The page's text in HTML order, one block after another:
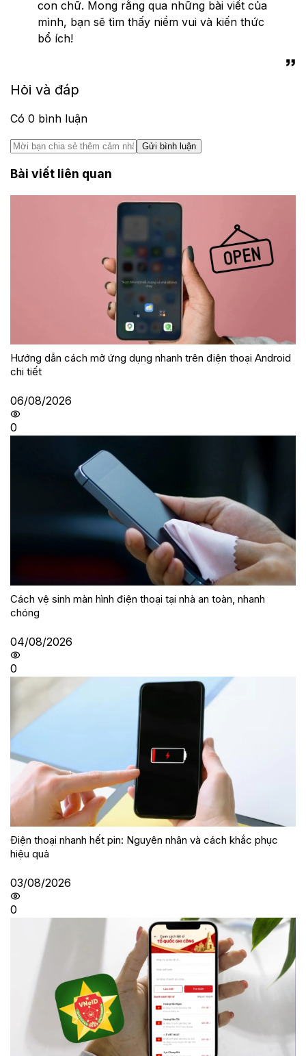
con chữ. Mong rằng qua những bài viết của
mình, bạn sẽ tìm thấy niềm vui và kiến thức
bổ ích!
Hỏi và đáp
Có 0 bình luận
Gửi bình luận
Bài viết liên quan
Hướng dẫn cách mở ứng dụng nhanh trên điện thoại Android
chi tiết
06/08/2026
0
Cách vệ sinh màn hình điện thoại tại nhà an toàn, nhanh
chóng
04/08/2026
0
Điện thoại nhanh hết pin: Nguyên nhân và cách khắc phục
hiệu quả
03/08/2026
0